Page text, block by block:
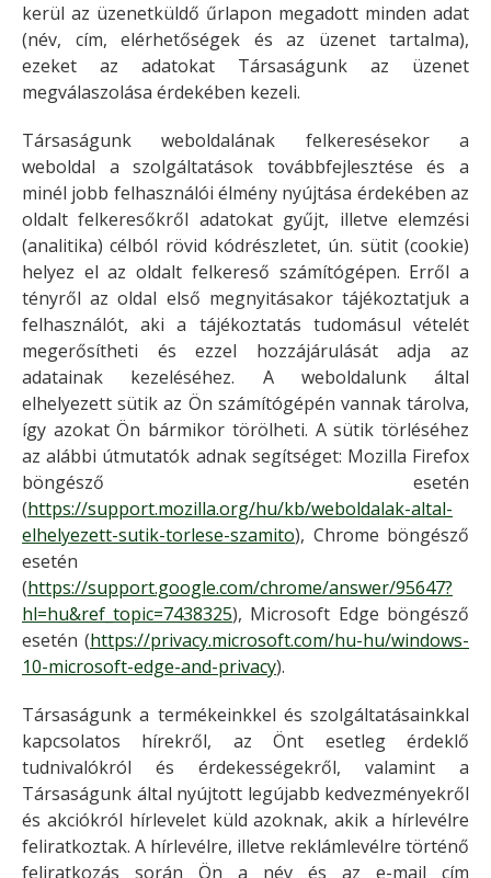
kerül az üzenetküldő űrlapon megadott minden adat
(név, cím, elérhetőségek és az üzenet tartalma),
ezeket az adatokat Társaságunk az üzenet
megválaszolása érdekében kezeli.
Társaságunk weboldalának felkeresésekor a
weboldal a szolgáltatások továbbfejlesztése és a
minél jobb felhasználói élmény nyújtása érdekében az
oldalt felkeresőkről adatokat gyűjt, illetve elemzési
(analitika) célból rövid kódrészletet, ún. sütit (cookie)
helyez el az oldalt felkereső számítógépen. Erről a
tényről az oldal első megnyitásakor tájékoztatjuk a
felhasználót, aki a tájékoztatás tudomásul vételét
megerősítheti és ezzel hozzájárulását adja az
adatainak kezeléséhez. A weboldalunk által
elhelyezett sütik az Ön számítógépén vannak tárolva,
így azokat Ön bármikor törölheti. A sütik törléséhez
az alábbi útmutatók adnak segítséget: Mozilla Firefox
böngésző esetén
(https://support.mozilla.org/hu/kb/weboldalak-altal-
elhelyezett-sutik-torlese-szamito), Chrome böngésző
esetén
(https://support.google.com/chrome/answer/95647?
hl=hu&ref_topic=7438325), Microsoft Edge böngésző
esetén (https://privacy.microsoft.com/hu-hu/windows-
10-microsoft-edge-and-privacy).
Társaságunk a termékeinkkel és szolgáltatásainkkal
kapcsolatos hírekről, az Önt esetleg érdeklő
tudnivalókról és érdekességekről, valamint a
Társaságunk által nyújtott legújabb kedvezményekről
és akciókról hírlevelet küld azoknak, akik a hírlevélre
feliratkoztak. A hírlevélre, illetve reklámlevélre történő
feliratkozás során Ön a név és az e-mail cím